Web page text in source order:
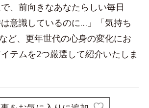
、前向きなあなたらしい毎日
意識しているのに…」「気持ち
ど、更年世代の心身の変化にお
テムを2つ厳選して紹介いたしま